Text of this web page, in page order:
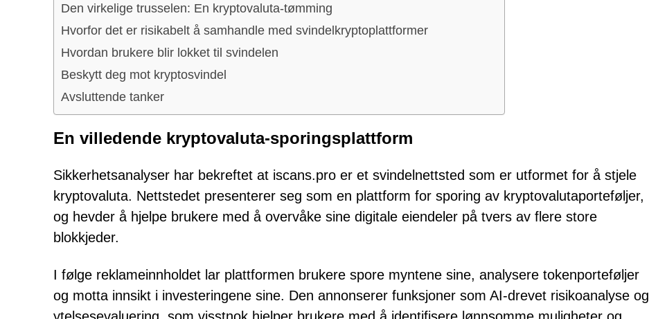
Den virkelige trusselen: En kryptovaluta-tømming
Hvorfor det er risikabelt å samhandle med svindelkryptoplattformer
Hvordan brukere blir lokket til svindelen
Beskytt deg mot kryptosvindel
Avsluttende tanker
En villedende kryptovaluta-sporingsplattform
Sikkerhetsanalyser har bekreftet at iscans.pro er et svindelnettsted som er utformet for å stjele
kryptovaluta. Nettstedet presenterer seg som en plattform for sporing av kryptovalutaporteføljer,
og hevder å hjelpe brukere med å overvåke sine digitale eiendeler på tvers av flere store
blokkjeder.
I følge reklameinnholdet lar plattformen brukere spore myntene sine, analysere tokenporteføljer
og motta innsikt i investeringene sine. Den annonserer funksjoner som AI-drevet risikoanalyse og